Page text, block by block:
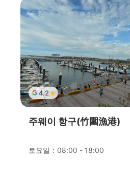
4.2
주웨이 항구(竹圍漁港)
토요일：08:00 - 18:00